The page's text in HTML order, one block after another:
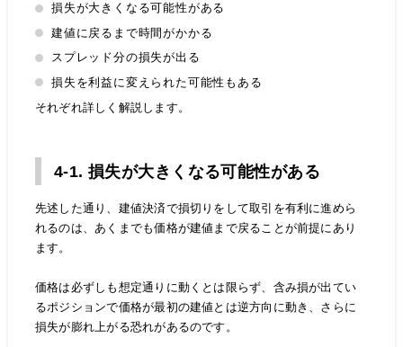
損失が大きくなる可能性がある
建値に戻るまで時間がかかる
スプレッド分の損失が出る
損失を利益に変えられた可能性もある
それぞれ詳しく解説します。
4-1. 損失が大きくなる可能性がある
先述した通り、建値決済で損切りをして取引を有利に進めら
れるのは、あくまでも価格が建値まで戻ることが前提にあり
ます。
価格は必ずしも想定通りに動くとは限らず、含み損が出てい
るポジションで価格が最初の建値とは逆方向に動き、さらに
損失が膨れ上がる恐れがあるのです。